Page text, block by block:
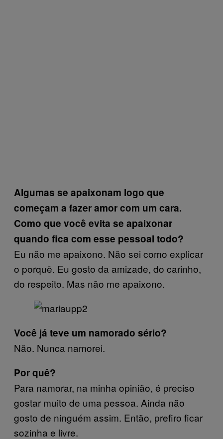
Algumas se apaixonam logo que
começam a fazer amor com um cara.
Como que você evita se apaixonar
quando fica com esse pessoal todo?
Eu não me apaixono. Não sei como explicar
o porquê. Eu gosto da amizade, do carinho,
do respeito. Mas não me apaixono.
Você já teve um namorado sério?
Não. Nunca namorei.
Por quê?
Para namorar, na minha opinião, é preciso
gostar muito de uma pessoa. Ainda não
gosto de ninguém assim. Então, prefiro ficar
sozinha e livre.